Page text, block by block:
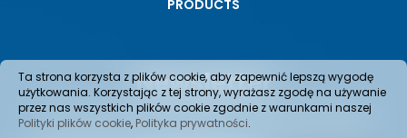
PRODUCTS
Newsletter
Wenn Sie Informationen über neue Produkte im Angebot
oder aktuelle Aktionen erhalten möchten, fügen Sie den
Ta strona korzysta z plików cookie, aby zapewnić lepszą wygodę
użytkowania. Korzystając z tej strony, wyrażasz zgodę na używanie
przez nas wszystkich plików cookie zgodnie z warunkami naszej
Polityki plików cookie, Polityka prywatności.